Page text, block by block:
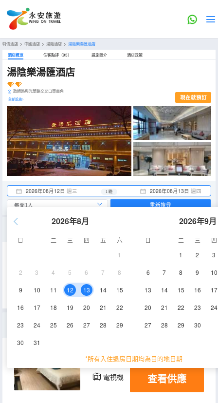
特價酒店 > 中國酒店 > 湯陰酒店 > 湯陰樂湯匯酒店
酒店概览 住客點評（95） 設施簡介 酒店政策
湯陰樂湯匯酒店
政通路與光華路交叉口東南角
全部設施> 現在就預訂
2026年08月12日 週三 2026年08月13日 週四
1 晚
2026年8月
日 一 二 三 四 五
六
1
2 3 4 5 6 7 8
9 10 11 12 13 14 15
16 17 18 19 20 21 22
23 24 25 26 27 28 29
30 31
2026年9月
日 一 二 三
四
1
2 3
6 7 8 9 10
13 14 15 16 17
20 21 22 23 24
27 28 29 30
*所有入住退房日期均為目的地日期
重新搜尋
空調
經濟大床房
30㎡ 3層 空調
電視機 查看供應